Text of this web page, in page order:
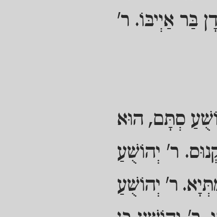
בַּר אַיְיבּוֹ. ר'
סְתָּם, הוּא
ר' יְהוֹשֻׁעַ
ר' יְהוֹשֻׁעַ